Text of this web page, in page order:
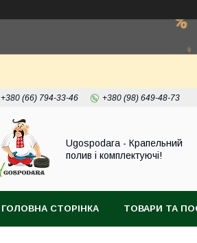
+380 (66) 794-33-46 +380 (98) 649-48-73
Ugospodara - Крапельний
полив і комплектуючі!
ГОЛОВНА СТОРІНКА ТОВАРИ ТА